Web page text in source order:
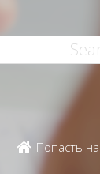
Попасть